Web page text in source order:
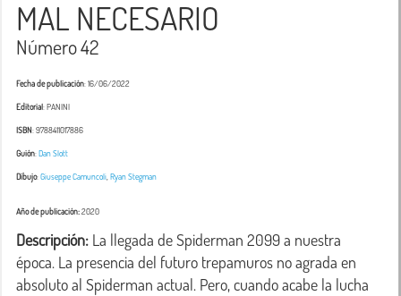
MAL NECESARIO
Número 42
Fecha de publicación: 16/06/2022
Editorial: PANINI
ISBN: 9788411017886
Guión:Dan Slott
Dibujo:Giuseppe Camuncoli Ryan Stegman
Año de publicación:2020
Descripción: La llegada de Spiderman 2099 a nuestra
época. La presencia del futuro trepamuros no agrada en
absoluto al Spiderman actual. Pero, cuando acabe la lucha